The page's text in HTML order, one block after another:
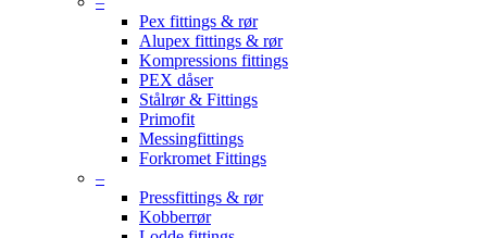
Pex fittings & rør
Alupex fittings & rør
Kompressions fittings
PEX dåser
Stålrør & Fittings
Primofit
Messingfittings
Forkromet Fittings
–
Pressfittings & rør
Kobberrør